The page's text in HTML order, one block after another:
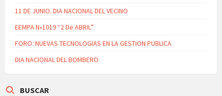
11 DE JUNIO. DIA NACIONAL DEL VECINO
EEMPA N•1019 “2 De ABRIL”
FORO: NUEVAS TECNOLOGIAS EN LA GESTION PUBLICA
DIA NACIONAL DEL BOMBERO
BUSCAR